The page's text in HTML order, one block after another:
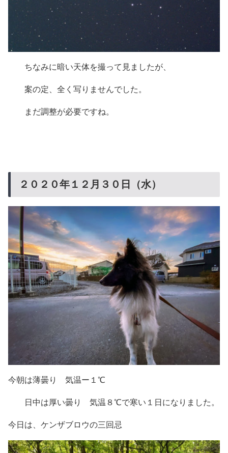
ちなみに暗い天体を撮って見ましたが、
案の定、全く写りませんでした。
まだ調整が必要ですね。
２０２０年１２月３０日（水）
今朝は薄曇り 気温ー１℃
日中は厚い曇り 気温８℃で寒い１日になりました。
今日は、ケンザブロウの三回忌